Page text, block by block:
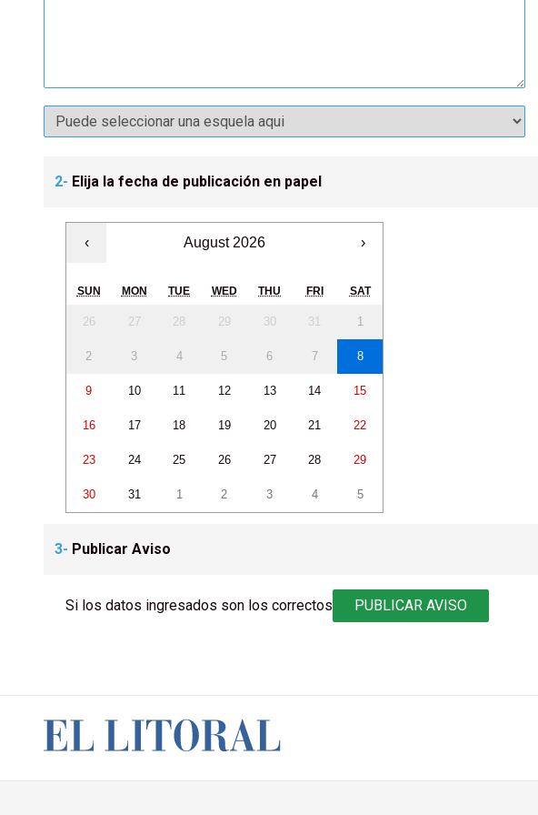
2- Elija la fecha de publicación en papel
‹ August 2026 ›
SUN MON TUE WED THU FRI SAT
26 27 28 29 30 31 1
2 3 4 5 6 7 8
9 10 11 12 13 14 15
16 17 18 19 20 21 22
23 24 25 26 27 28 29
30 31 1 2 3 4 5
3- Publicar Aviso
Si los datos ingresados son los correctos PUBLICAR AVISO